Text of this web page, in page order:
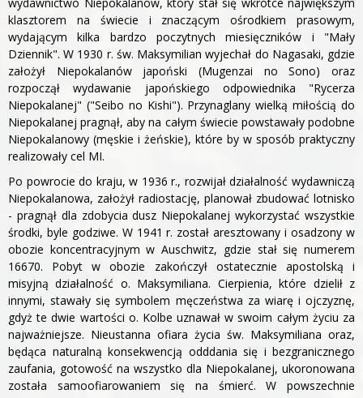
klasztorem na świecie i znaczącym ośrodkiem prasowym,
wydającym kilka bardzo poczytnych miesięczników i "Mały
Dziennik". W 1930 r. św. Maksymilian wyjechał do Nagasaki, gdzie
założył Niepokalanów japoński (Mugenzai no Sono) oraz
rozpoczął wydawanie japońskiego odpowiednika "Rycerza
Niepokalanej" ("Seibo no Kishi"). Przynaglany wielką miłością do
Niepokalanej pragnął, aby na całym świecie powstawały podobne
Niepokalanowy (męskie i żeńskie), które by w sposób praktyczny
realizowały cel MI.
Po powrocie do kraju, w 1936 r., rozwijał działalność wydawniczą
Niepokalanowa, założył radiostację, planował zbudować lotnisko
- pragnął dla zdobycia dusz Niepokalanej wykorzystać wszystkie
środki, byle godziwe. W 1941 r. został aresztowany i osadzony w
obozie koncentracyjnym w Auschwitz, gdzie stał się numerem
16670. Pobyt w obozie zakończył ostatecznie apostolską i
misyjną działalność o. Maksymiliana. Cierpienia, które dzielił z
innymi, stawały się symbolem męczeństwa za wiarę i ojczyznę,
gdyż te dwie wartości o. Kolbe uznawał w swoim całym życiu za
najważniejsze. Nieustanna ofiara życia św. Maksymiliana oraz,
będąca naturalną konsekwencją odddania się i bezgranicznego
zaufania, gotowość na wszystko dla Niepokalanej, ukoronowana
została samoofiarowaniem się na śmierć. W powszechnie